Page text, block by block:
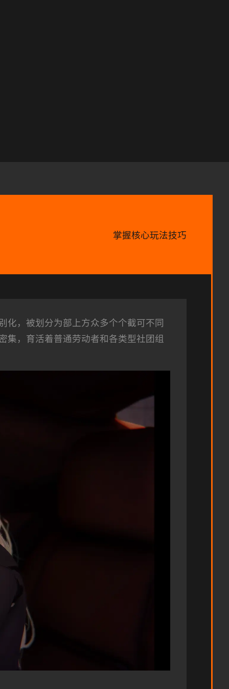
掌握核心玩法技巧
化，被划分为部上方众多个个截可不同
集，育活着普通劳动者和各类型社团组